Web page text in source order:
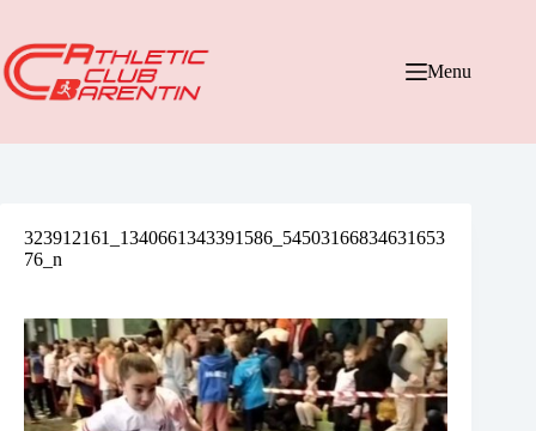
contenu
Menu
323912161_1340661343391586_54503166834631653
76_n